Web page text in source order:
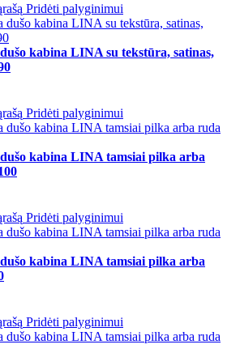
Pridėti palyginimui
kabina LINA su tekstūra, satinas,
Pridėti palyginimui
kabina LINA tamsiai pilka arba
Pridėti palyginimui
kabina LINA tamsiai pilka arba
Pridėti palyginimui